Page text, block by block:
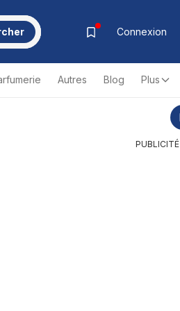
Connexion
Autres Blog Plus
PUBLICITÉ